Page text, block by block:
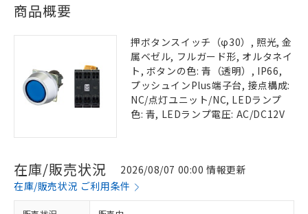
商品概要
押ボタンスイッチ（φ30）, 照光, 金
属ベゼル, フルガード形, オルタネイ
ト, ボタンの色: 青（透明）, IP66,
プッシュインPlus端子台, 接点構成:
NC/点灯ユニット/NC, LEDランプ
色: 青, LEDランプ電圧: AC/DC12V
在庫/販売状況
2026/08/07 00:00 情報更新
在庫/販売状況 ご利用条件